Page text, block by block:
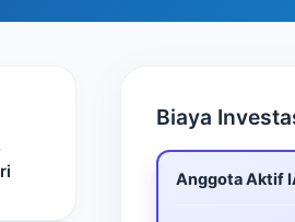
Biaya
Anggota Aktif